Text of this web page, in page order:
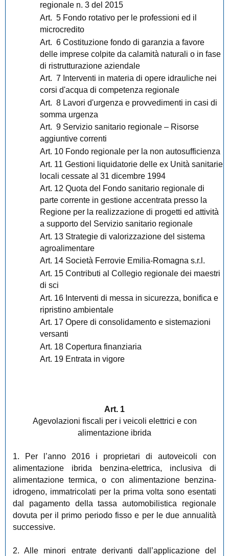
regionale n. 3 del 2015
Art. 5 Fondo rotativo per le professioni ed il
microcredito
Art. 6 Costituzione fondo di garanzia a favore
delle imprese colpite da calamità naturali o in fase
di ristrutturazione aziendale
Art. 7 Interventi in materia di opere idrauliche nei
corsi d'acqua di competenza regionale
Art. 8 Lavori d'urgenza e provvedimenti in casi di
somma urgenza
Art. 9 Servizio sanitario regionale – Risorse
aggiuntive correnti
Art. 10 Fondo regionale per la non autosufficienza
Art. 11 Gestioni liquidatorie delle ex Unità sanitarie
locali cessate al 31 dicembre 1994
Art. 12 Quota del Fondo sanitario regionale di
parte corrente in gestione accentrata presso la
Regione per la realizzazione di progetti ed attività
a supporto del Servizio sanitario regionale
Art. 13 Strategie di valorizzazione del sistema
agroalimentare
Art. 14 Società Ferrovie Emilia-Romagna s.r.l.
Art. 15 Contributi al Collegio regionale dei maestri
di sci
Art. 16 Interventi di messa in sicurezza, bonifica e
ripristino ambientale
Art. 17 Opere di consolidamento e sistemazioni
versanti
Art. 18 Copertura finanziaria
Art. 19 Entrata in vigore
Art. 1
Agevolazioni fiscali per i veicoli elettrici e con
alimentazione ibrida
1. Per l’anno 2016 i proprietari di autoveicoli con
alimentazione ibrida benzina-elettrica, inclusiva di
alimentazione termica, o con alimentazione benzina-
idrogeno, immatricolati per la prima volta sono esentati
dal pagamento della tassa automobilistica regionale
dovuta per il primo periodo fisso e per le due annualità
successive.
2. Alle minori entrate derivanti dall’applicazione del